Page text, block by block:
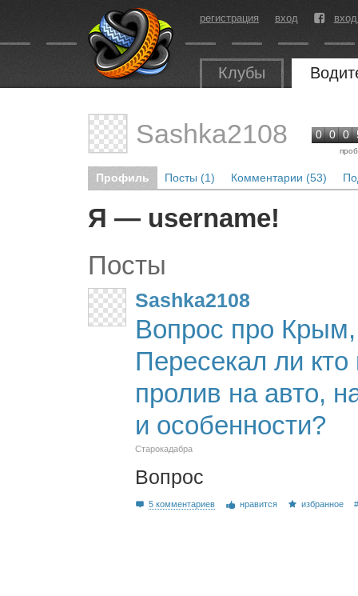
регистрация вход
Клубы
Sashka2108 0 0 0
Профиль Посты (1) Комментарии (53)
Я — username!
Посты
Sashka2108
Вопрос про
Пересекал ли кто
пролив на авто,
и особенности?
Старокадабра
Вопрос
5 комментариев нравится избранное